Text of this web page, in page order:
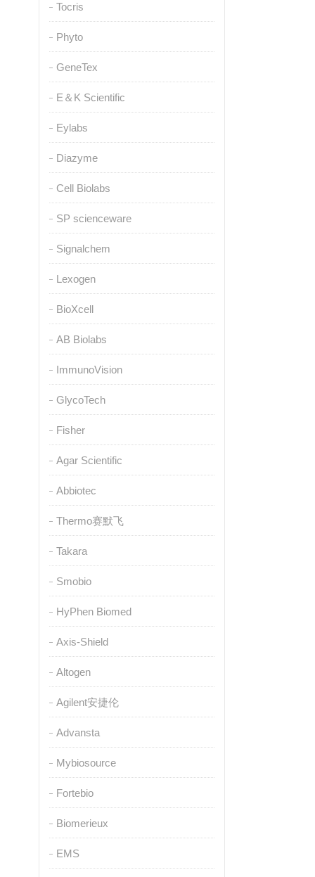
Tocris
Phyto
GeneTex
E＆K Scientific
Eylabs
Diazyme
Cell Biolabs
SP scienceware
Signalchem
Lexogen
BioXcell
AB Biolabs
ImmunoVision
GlycoTech
Fisher
Agar Scientific
Abbiotec
Thermo赛默飞
Takara
Smobio
HyPhen Biomed
Axis-Shield
Altogen
Agilent安捷伦
Advansta
Mybiosource
Fortebio
Biomerieux
EMS